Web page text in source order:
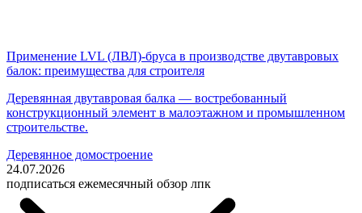
Применение LVL (ЛВЛ)-бруса в производстве двутавровых
балок: преимущества для строителя
Деревянная двутавровая балка — востребованный
конструкционный элемент в малоэтажном и промышленном
строительстве.
Деревянное домостроение
24.07.2026
подписаться ежемесячный обзор лпк